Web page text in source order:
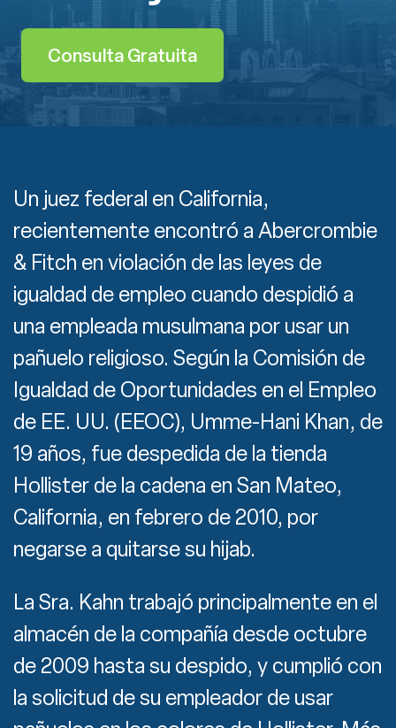
Consulta Gratuita
Un juez federal en California,
recientemente encontró a Abercrombie
& Fitch en violación de las leyes de
igualdad de empleo cuando despidió a
una empleada musulmana por usar un
pañuelo religioso. Según la Comisión de
Igualdad de Oportunidades en el Empleo
de EE. UU. (EEOC), Umme-Hani Khan, de
19 años, fue despedida de la tienda
Hollister de la cadena en San Mateo,
California, en febrero de 2010, por
negarse a quitarse su hijab.
La Sra. Kahn trabajó principalmente en el
almacén de la compañía desde octubre
de 2009 hasta su despido, y cumplió con
la solicitud de su empleador de usar